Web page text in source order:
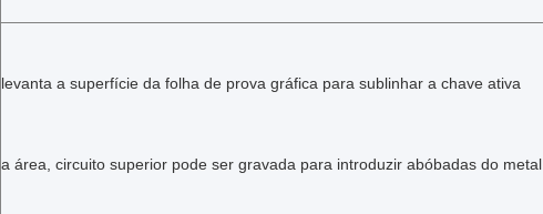
levanta a superfície da folha de prova gráfica para sublinhar a chave ativa
a área, circuito superior pode ser gravada para introduzir abóbadas do metal